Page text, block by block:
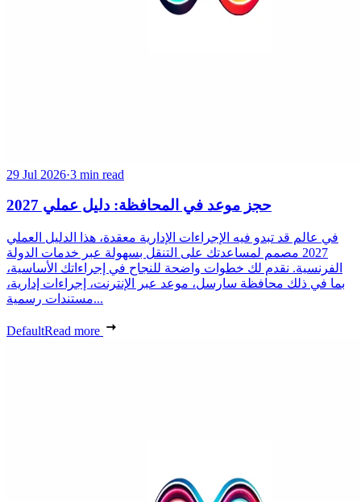
29 Jul 2026·3 min read
حجز موعد في المحافظة: دليل عملي 2027
في عالم قد تبدو فيه الإجراءات الإدارية معقدة، هذا الدليل العملي
2027 مصمم لمساعدتك على التنقل بسهولة عبر خدمات الدولة
الفرنسية. نقدم لك خطوات واضحة للنجاح في إجراءاتك الأساسية،
بما في ذلك محافظة سارسل، موعد عبر الإنترنت، إجراءات إدارية،
مستندات رسمية...
DefaultRead more